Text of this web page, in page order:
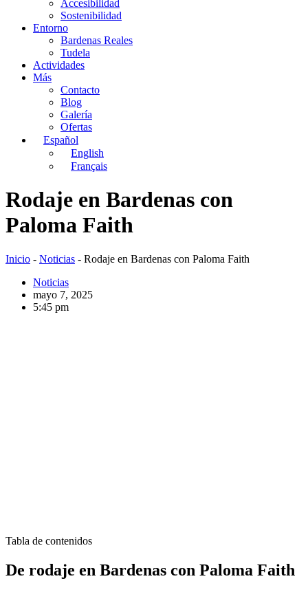
Accesibilidad
Sostenibilidad
Entorno
Bardenas Reales
Tudela
Actividades
Más
Contacto
Blog
Galería
Ofertas
Español
English
Français
Rodaje en Bardenas con
Paloma Faith
Inicio - Noticias - Rodaje en Bardenas con Paloma Faith
Noticias
mayo 7, 2025
5:45 pm
Tabla de contenidos
De rodaje en Bardenas con Paloma Faith